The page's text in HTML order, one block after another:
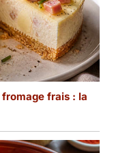
frais : la